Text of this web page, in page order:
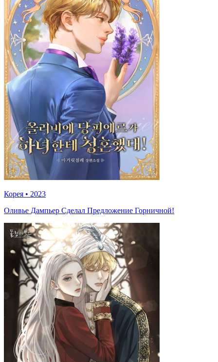
Корея • 2023
Оливье Дампьер Сделал Предложение Горничной!